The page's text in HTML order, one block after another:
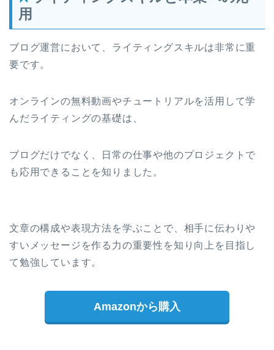
用
ブログ運営において、ライティングスキルは非常に重
要です。
オンラインの無料動画やチュートリアルを活用して学
んだライティングの基礎は、
ブログだけでなく、日常の仕事や他のプロジェクトで
も応用できることを知りました。
文章の構成や表現方法を学ぶことで、相手に伝わりや
すいメッセージを作る力の重要性を知り向上を目指し
て勉強しています。
Amazonから購入